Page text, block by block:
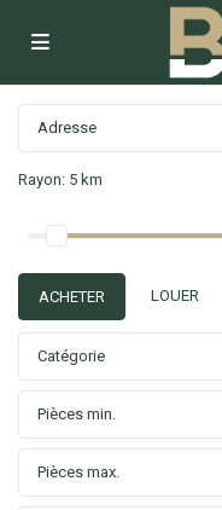
Rayon: 5 km
ACHETER LOUER
Catégorie
Pièces min.
Pièces max.